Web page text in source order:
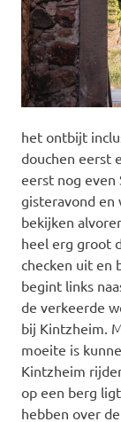
het ontbijt
douchen eerst
eerst nog even
gisteravond en
bekijken
heel erg groot
checken uit en
begint links
de verkeerde
bij Kintzheim.
moeite is
Kintzheim
op een berg
hebben over